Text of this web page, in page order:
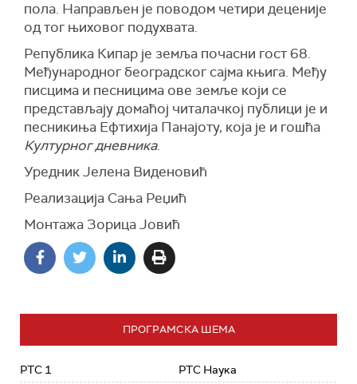
пола. Направљен је поводом четири деценије
од тог њиховог подухвата.
Република Кипар је земља почасни гост 68.
Међународног београдског сајма књига. Међу
писцима и песницима ове земље који се
представљају домаћој читалачкој публици је и
песникиња Ефтихија Панајоту, која је и гошћа
Културног дневника.
Уредник Јелена Виденовић
Реализација Сања Реџић
Монтажа Зорица Јовић
ПРОГРАМСКА ШЕМА
РТС 1 РТС Наука